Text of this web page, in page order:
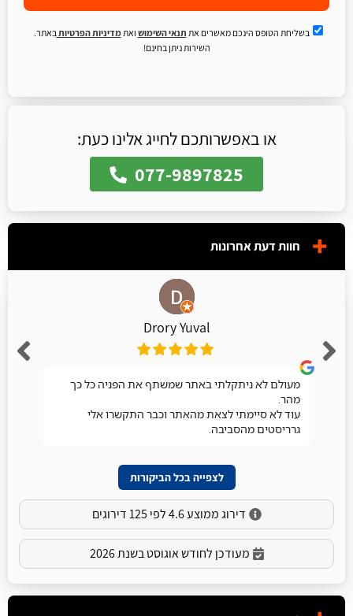
בשליחת הטופס הינכם מאשרים את תנאי השימוש ואתמדיניות הפרטיות באתר.
השירות ניתן בחינם!
או באפשרותכם לחייג אלינו כעת:
077-9897825
חוות דעת אחרונות
Drory Yuval
מעולם לא ניתקלתי באתר שמשתף את הפניה כל כך
מהר.
עוד לא סיימתי לצאת מהאתר וכבר התקשרו אלי
גרריסטים מהסביבה.
לצפייה בכל הביקורות
דירוג ממוצע 4.6 לפי 125 דירוגים
מעודכן לחודש אוגוסט בשנת 2026